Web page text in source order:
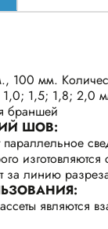
мм.
1,0; 1,5; 1,8;
браншей
ШОВ:
параллельное
за линию
являются